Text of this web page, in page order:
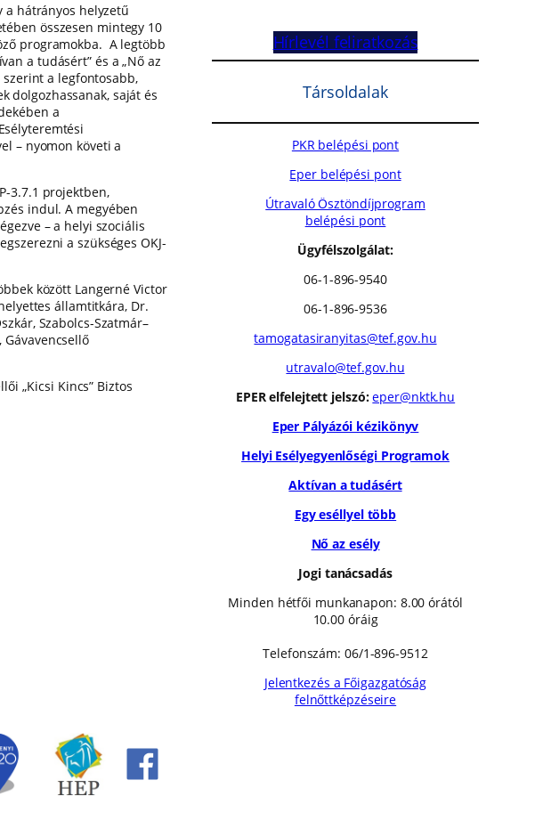
a hátrányos helyzetű
összesen mintegy 10
programokba. A legtöbb
a tudásért” és a „Nő az
szerint a legfontosabb,
dolgozhassanak, saját és
a
– nyomon követi a
3.7.1 projektben,
indul. A megyében
– a helyi szociális
a szükséges OKJ-
között Langerné Victor
államtitkára, Dr.
Szabolcs-Szatmár–
Gávavencsellő
„Kicsi Kincs” Biztos
Hírlevél feliratkozás
Társoldalak
PKR belépési pont
Eper belépési pont
Útravaló Ösztöndíjprogram
belépési pont
Ügyfélszolgálat:
06-1-896-9540
06-1-896-9536
tamogatasiranyitas@tef.gov.hu
utravalo@tef.gov.hu
EPER elfelejtett jelszó: eper@nktk.hu
Eper Pályázói kézikönyv
Helyi Esélyegyenlőségi Programok
Aktívan a tudásért
Egy eséllyel több
Nő az esély
Jogi tanácsadás
Minden hétfői munkanapon: 8.00 órától
10.00 óráig
Telefonszám: 06/1-896-9512
Jelentkezés a Főigazgatóság
felnőttképzéseire